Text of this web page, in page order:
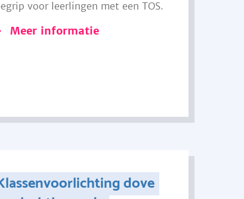
voor leerlingen met een TOS.
Meer informatie
dove